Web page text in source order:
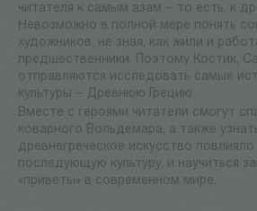
читателя к самым азам – то есть, к
Невозможно в полной мере понять
художников, не зная, как жили и
предшественники. Поэтому Костик,
отправляются исследовать самые
культуры – Древнюю Грецию.
Вместе с героями читатели смогут
коварного Вольдемара, а также
древнегреческое искусство
последующую культуру, и научиться
«приветы» в современном мире.